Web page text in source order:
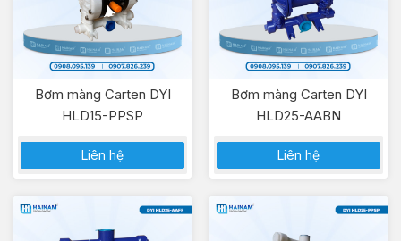
Bơm màng Carten DYI
HLD15-PPSP
Liên hệ
Bơm màng Carten DYI
HLD25-AABN
Liên hệ